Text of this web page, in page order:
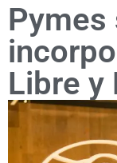
Pymes
Libre y